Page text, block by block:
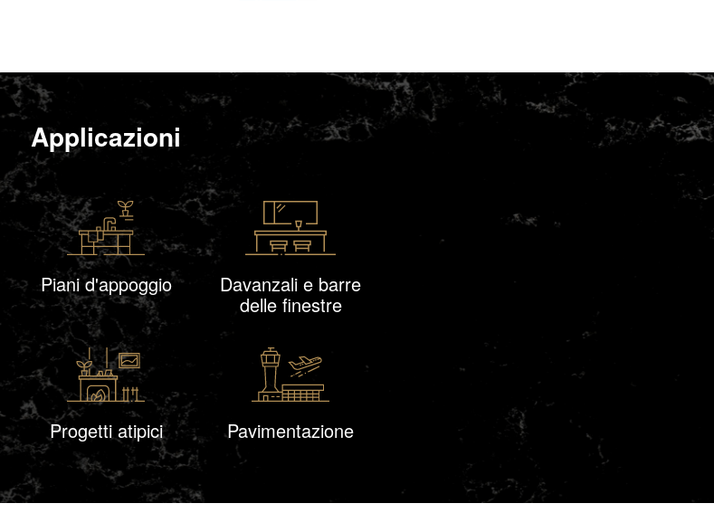
Applicazioni
Piani d'appoggio Davanzali e barre
delle finestre
Progetti atipici Pavimentazione